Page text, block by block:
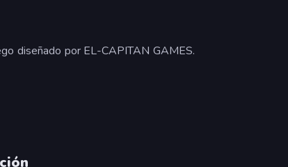
diseñado por EL-CAPITAN GAMES.